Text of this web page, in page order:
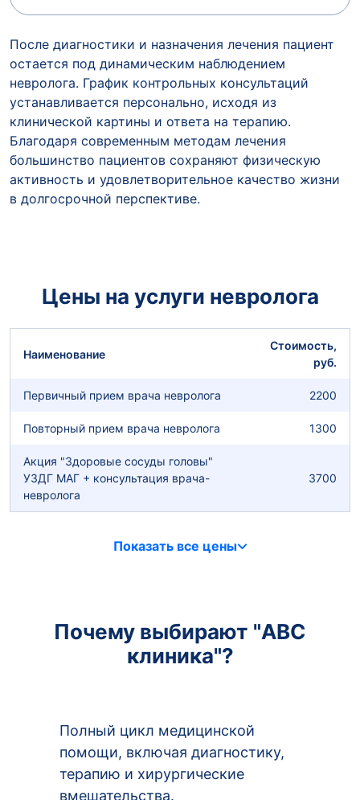
После диагностики и назначения лечения пациент
остается под динамическим наблюдением
невролога. График контрольных консультаций
устанавливается персонально, исходя из
клинической картины и ответа на терапию.
Благодаря современным методам лечения
большинство пациентов сохраняют физическую
активность и удовлетворительное качество жизни
в долгосрочной перспективе.
Цены на услуги невролога
Наименование
Стоимость,
руб.
Первичный прием врача невролога 2200
Повторный прием врача невролога 1300
Акция "Здоровые сосуды головы"
УЗДГ МАГ + консультация врача-
невролога
3700
Показать все цены
Почему выбирают "ABC
клиника"?
Полный цикл медицинской
помощи, включая диагностику,
терапию и хирургические
вмешательства.